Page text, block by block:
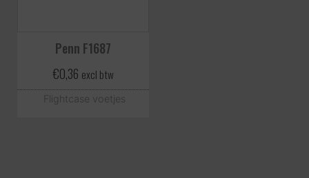
Penn F1687
€0,36 excl btw
Flightcase voetjes